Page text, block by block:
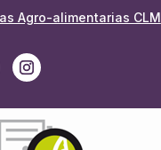
Agro-alimentarias CLM